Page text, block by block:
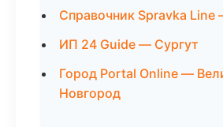
Справочник Spravka Line
ИП 24 Guide — Сургут
Город Portal Online —
Новгород